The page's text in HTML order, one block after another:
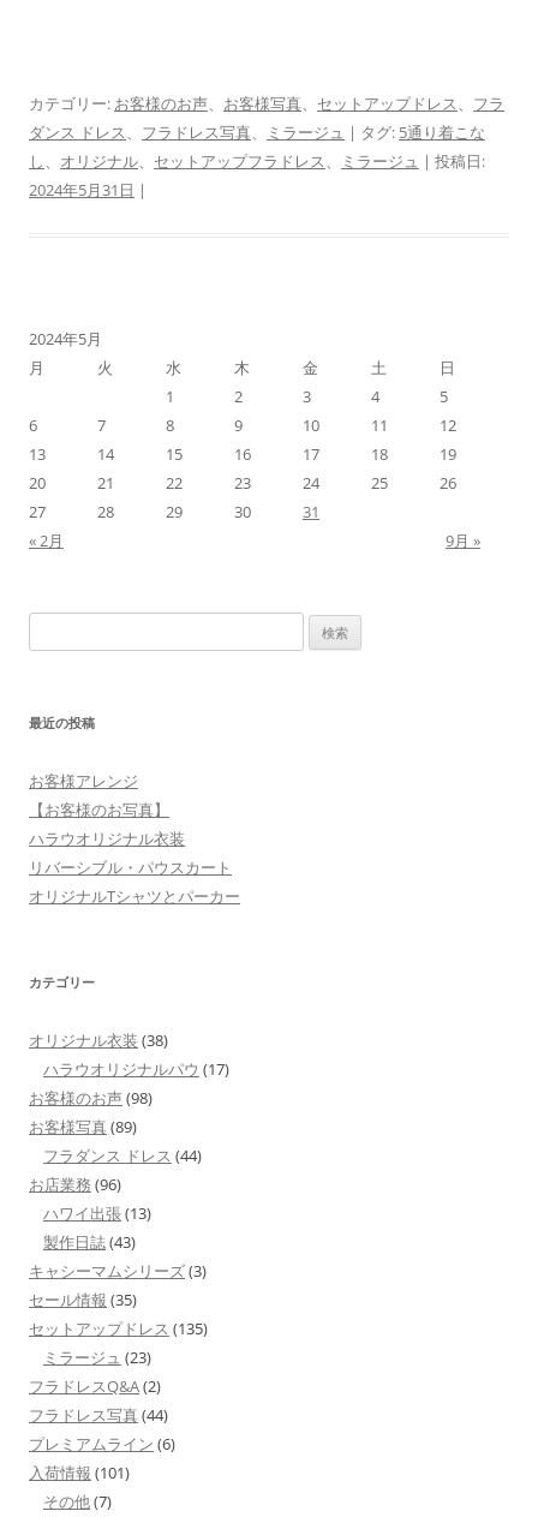
カテゴリー: お客様のお声、 お客様写真、 セットアップドレス、 フラ
ダンス ドレス、 フラドレス写真、 ミラージュ | タグ: 5通り着こな
し、 オリジナル、 セットアップフラドレス、 ミラージュ | 投稿日:
2024年5月31日 |
2024年5月
月
火 水 木 金 土
日
1
2 3 4
5
6
7 8 9 10 11
12
13
14 15 16 17 18
19
20
21 22 23 24 25
26
27
28 29 30
31
« 2月
9月 »
索:
最近の投稿
お客様アレンジ
【お客様のお写真】
ハラウオリジナル衣装
リバーシブル・パウスカート
オリジナルTシャツとパーカー
カテゴリー
オリジナル衣装 (38)
ハラウオリジナルパウ (17)
お客様のお声(98)
お客様写真(89)
フラダンス ドレス (44)
お店業務 (96)
ハワイ出張(13)
製作日誌(43)
キャシーマムシリーズ(3)
セール情報 (35)
セットアップドレス (135)
ミラージュ (23)
フラドレスQ&A(2)
フラドレス写真(44)
プレミアムライン (6)
入荷情報 (101)
その他(7)